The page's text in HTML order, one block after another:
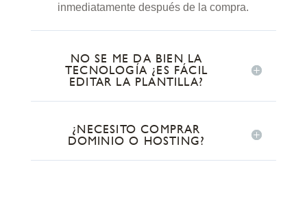
inmediatamente después de la compra.
NO SE ME DA BIEN LA
TECNOLOGÍA ¿ES FÁCIL
EDITAR LA PLANTILLA?
¿NECESITO COMPRAR
DOMINIO O HOSTING?